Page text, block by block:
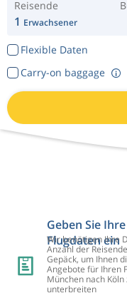
Reisende
1 Erwachsener
Flexible Daten
Carry-on baggage
Geben Sie Ihre
Flugdaten ein
Wir benötigen Ihre
Anzahl der
Gepäck, um Ihnen
Angebote für Ihren
München nach Köln
unterbreiten